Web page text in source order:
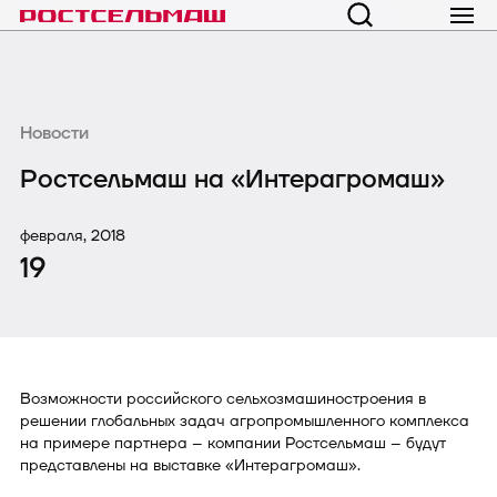
Новости
Ростсельмаш на «Интерагромаш»
февраля, 2018
19
Возможности российского сельхозмашиностроения в
решении глобальных задач агропромышленного комплекса
на примере партнера – компании Ростсельмаш – будут
представлены на выставке «Интерагромаш».